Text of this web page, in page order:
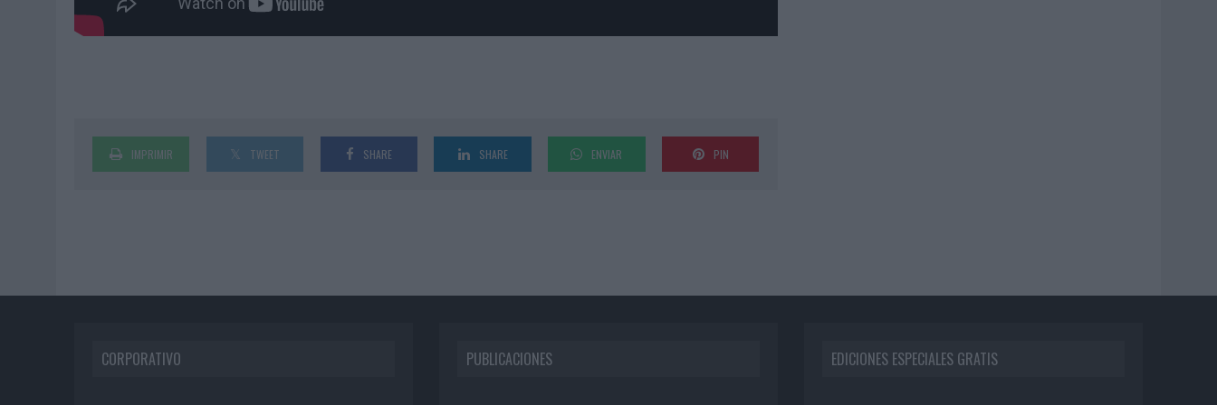
IMPRIMIR TWEET SHARE SHARE ENVIAR PIN
CORPORATIVO PUBLICACIONES EDICIONES ESPECIALES GRATIS